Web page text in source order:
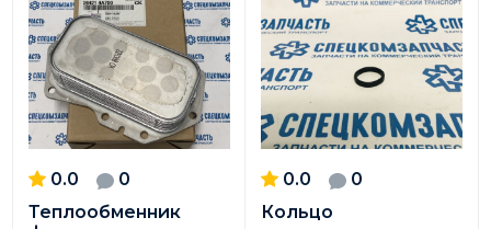
0.0
0
Теплообменник
0.0
0
Кольцо